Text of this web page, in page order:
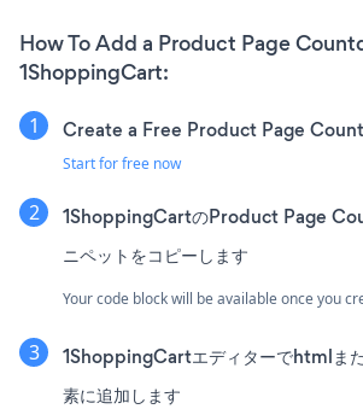
How To Add a Product Page
1ShoppingCart:
Create a Free Product Page
Start for free now
1ShoppingCartのProduct Page
ニペットをコピーします
Your code block will be available once you
1ShoppingCartエディターでhtmlま
素に追加します